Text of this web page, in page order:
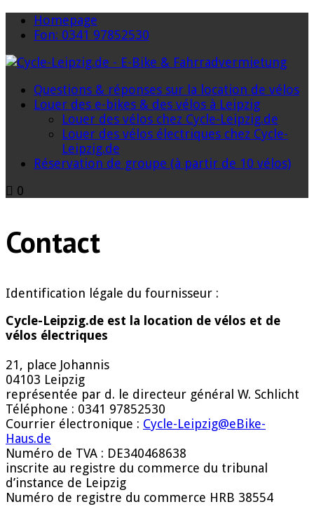
Homepage
Fon: 0341 97852530
Questions & réponses sur la location de vélos
Louer des e-bikes & des vélos à Leipzig
Louer des vélos chez Cycle-Leipzig.de
Louer des vélos électriques chez Cycle-
Leipzig.de
Réservation de groupe (à partir de 10 vélos)
0
Contact
Identification légale du fournisseur :
Cycle-Leipzig.de est la location de vélos et de
vélos électriques
21, place Johannis
04103 Leipzig
représentée par d. le directeur général W. Schlicht
Téléphone : 0341 97852530
Courrier électronique : Cycle-Leipzig@eBike-
Haus.de
Numéro de TVA : DE340468638
inscrite au registre du commerce du tribunal
d’instance de Leipzig
Numéro de registre du commerce HRB 38554